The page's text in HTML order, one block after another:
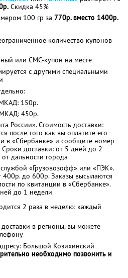
Скидка 45%
100 гр за 770р. вместо 1400р.
количество купонов
или СМС-купон на месте
с другими специальными
150р.
450р.
России». Стоимость доставки:
после того как вы оплатите его
в «Сбербанке» и сообщите номер
Сроки доставки: от 5 дней до 2
дальности города
«Грузовозофф» или «ПЭК».
400р. до 600р. Заказы высылаются
по квитанции в «Сбербанке».
до 1 недели
2 раза в неделю: каждый
в регионы, вы можете
Большой Козихинский
необходимо позвонить и